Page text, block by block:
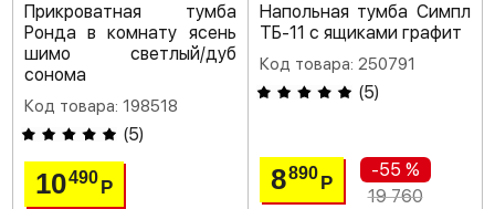
Прикроватная тумба
Ронда в комнату ясень
шимо светлый/дуб
сонома
Код товара: 198518
(5)
10490Р
Напольная тумба Симпл
ТБ-11 с ящиками графит
Код товара: 250791
(5)
8890 Р
-55 %
19 760